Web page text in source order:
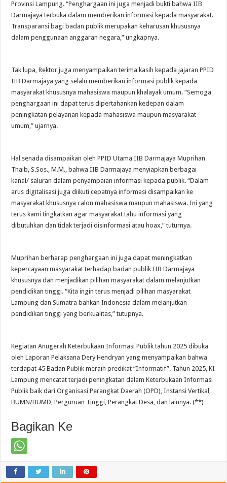
Provinsi Lampung. “Penghargaan ini juga menjadi bukti bahwa IIB
Darmajaya terbuka dalam memberikan informasi kepada masyarakat.
Transparansi bagi badan publik merupakan keharusan khususnya
dalam penggunaan anggaran negara,” ungkapnya.
Tak lupa, Rektor juga menyampaikan terima kasih kepada jajaran PPID
IIB Darmajaya yang selalu memberikan informasi publik kepada
masyarakat khususnya mahasiswa maupun khalayak umum. “Semoga
penghargaan ini dapat terus dipertahankan kedepan dalam
peningkatan pelayanan kepada mahasiswa maupun masyarakat
umum,” ujarnya.
Hal senada disampaikan oleh PPID Utama IIB Darmajaya Muprihan
Thaib, S.Sos., M.M., bahwa IIB Darmajaya menyiapkan berbagai
kanal/ saluran dalam penyampaian informasi kepada publik. “Dalam
arus digitalisasi juga diikuti cepatnya informasi disampaikan ke
masyarakat khususnya calon mahasiswa maupun mahasiswa. Ini yang
terus kami tingkatkan agar masyarakat tahu informasi yang
dibutuhkan dan tidak terjadi disinformasi atau hoax,” tuturnya.
Muprihan berharap penghargaan ini juga dapat meningkatkan
kepercayaan masyarakat terhadap badan publik IIB Darmajaya
khususnya dan menjadikan pilihan masyarakat dalam melanjutkan
pendidikan tinggi. “Kita ingin terus menjadi pilihan masyarakat
Lampung dan Sumatra bahkan Indonesia dalam melanjutkan
pendidikan tinggi yang berkualitas,” tutupnya.
Kegiatan Anugerah Keterbukaan Informasi Publik tahun 2025 dibuka
oleh Laporan Pelaksana Dery Hendryan yang menyampaikan bahwa
terdapat 45 Badan Publik meraih predikat “Informatif”. Tahun 2025, KI
Lampung mencatat terjadi peningkatan dalam Keterbukaan Informasi
Publik baik dari Organisasi Perangkat Daerah (OPD), Instansi Vertikal,
BUMN/BUMD, Perguruan Tinggi, Perangkat Desa, dan lainnya. (**)
Bagikan Ke